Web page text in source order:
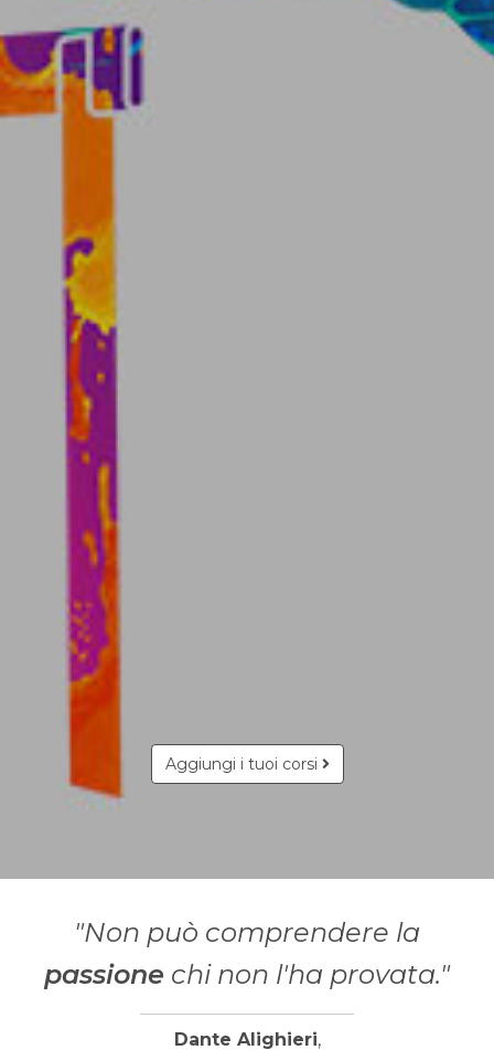
Aggiungi i tuoi corsi
"Non può comprendere la
passione chi non l'ha provata."
Dante Alighieri,